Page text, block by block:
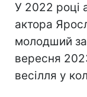
У 2022 році
актора
молодший за
вересня
весілля у